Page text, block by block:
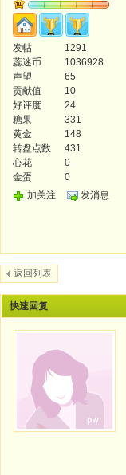
发帖
1291
蕊迷币
1036928
声望
65
贡献值
10
好评度
24
糖果
331
黄金
148
转盘点数
431
心花
0
金蛋
0
加关注
发消息
返回列表
快速回复